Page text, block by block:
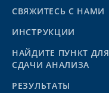
СВЯЖИТЕСЬ С НАМИ
ИНСТРУКЦИИ
НАЙДИТЕ ПУНКТ ДЛЯ
СДАЧИ АНАЛИЗА
PЕЗУЛЬТАТЫ